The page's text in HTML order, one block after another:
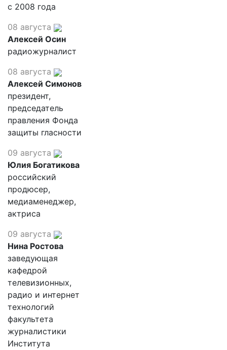
с 2008 года
08 августа
Алексей Осин
радиожурналист
08 августа
Алексей Симонов
президент,
председатель
правления Фонда
защиты гласности
09 августа
Юлия Богатикова
российский
продюсер,
медиаменеджер,
актриса
09 августа
Нина Ростова
заведующая
кафедрой
телевизионных,
радио и интернет
технологий
факультета
журналистики
Института